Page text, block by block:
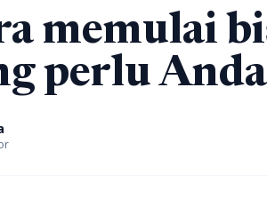
memulai
perlu